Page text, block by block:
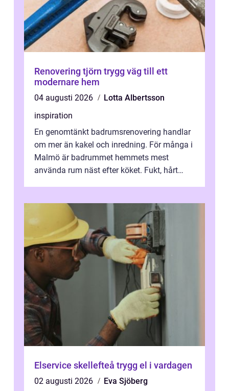
Renovering tjörn trygg väg till ett
modernare hem
04 augusti 2026
Lotta Albertsson
inspiration
En genomtänkt badrumsrenovering handlar
om mer än kakel och inredning. För många i
Malmö är badrummet hemmets mest
använda rum näst efter köket. Fukt, hårt
Elservice skellefteå trygg el i vardagen
02 augusti 2026 Eva Sjöberg